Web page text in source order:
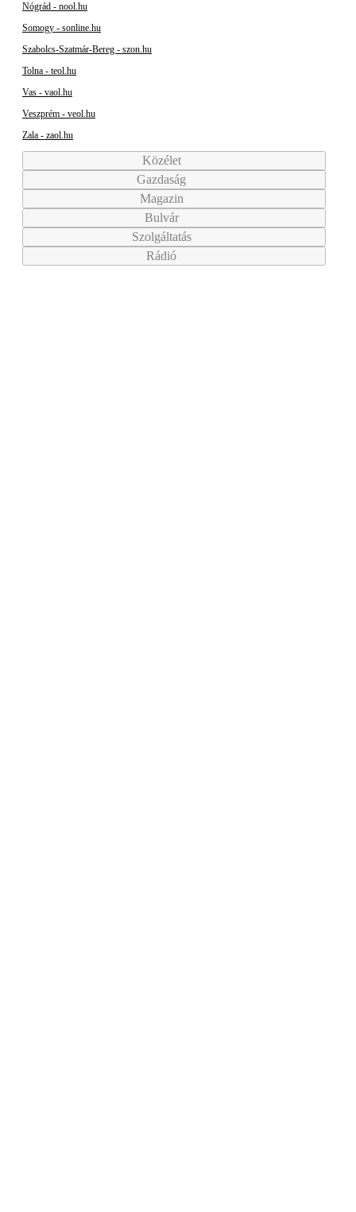
Nógrád - nool.hu
Somogy - sonline.hu
Szabolcs-Szatmár-Bereg - szon.hu
Tolna - teol.hu
Vas - vaol.hu
Veszprém - veol.hu
Zala - zaol.hu
Közélet
Gazdaság
Magazin
Bulvár
Szolgáltatás
Rádió